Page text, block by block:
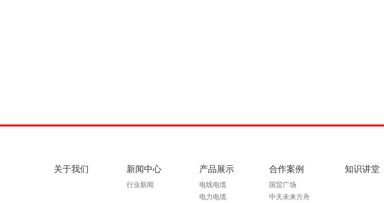
它与电力、控制、计算机电缆等类别不属于同一种分类方法，也就是上列电缆中也包含有特.....
贵州电缆电线厂家和您一起来了解电线电缆的结构特点
电线电缆产品绝大多数是截面（横断面）形状完全相同（忽略因制造而产生的误差）、呈长条状的产品，
关于我们 新闻中心
行业新闻
产品展示
电线电缆
电力电缆
合作案例
国贸广场
中天未来方舟
知识讲堂